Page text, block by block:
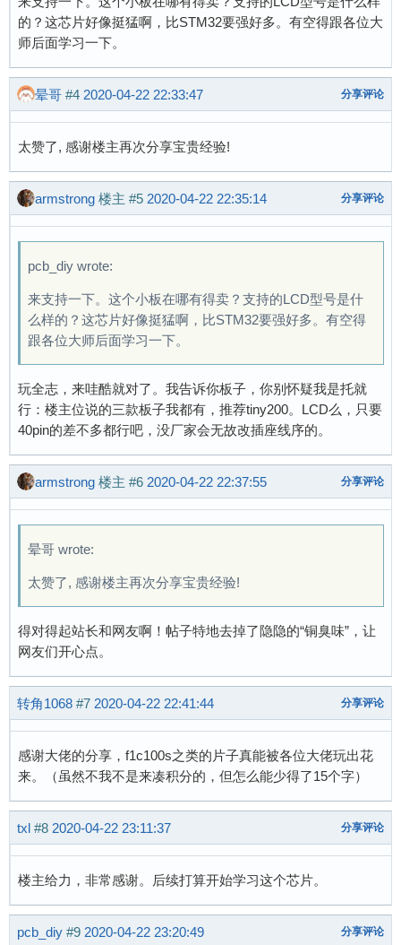
的？这芯片好像挺猛啊，比STM32要强好多。有空得跟各位大
师后面学习一下。
晕哥 #4 2020-04-22 22:33:47 分享评论
太赞了, 感谢楼主再次分享宝贵经验!
armstrong 楼主 #5 2020-04-22 22:35:14 分享评论
pcb_diy wrote:
来支持一下。这个小板在哪有得卖？支持的LCD型号是什
么样的？这芯片好像挺猛啊，比STM32要强好多。有空得
跟各位大师后面学习一下。
玩全志，来哇酷就对了。我告诉你板子，你别怀疑我是托就
行：楼主位说的三款板子我都有，推荐tiny200。LCD么，只要
40pin的差不多都行吧，没厂家会无故改插座线序的。
armstrong 楼主 #6 2020-04-22 22:37:55 分享评论
晕哥 wrote:
太赞了, 感谢楼主再次分享宝贵经验!
得对得起站长和网友啊！帖子特地去掉了隐隐的“铜臭味”，让
网友们开心点。
转角1068 #7 2020-04-22 22:41:44 分享评论
感谢大佬的分享，f1c100s之类的片子真能被各位大佬玩出花
来。（虽然不我不是来凑积分的，但怎么能少得了15个字）
txl #8 2020-04-22 23:11:37 分享评论
楼主给力，非常感谢。后续打算开始学习这个芯片。
pcb_diy #9 2020-04-22 23:20:49 分享评论